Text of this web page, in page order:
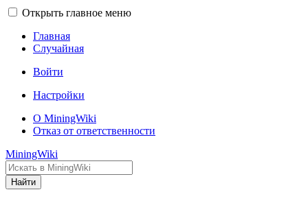
Открыть главное меню
Главная
Случайная
Войти
Настройки
О MiningWiki
Отказ от ответственности
MiningWiki
Найти